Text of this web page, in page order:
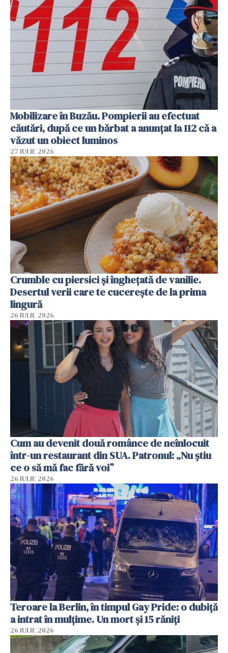
Mobilizare în Buzău. Pompierii au efectuat
căutări, după ce un bărbat a anunțat la 112 că a
văzut un obiect luminos
27 IULIE 2026
Crumble cu piersici și înghețată de vanilie.
Desertul verii care te cucerește de la prima
lingură
26 IULIE 2026
Cum au devenit două românce de neînlocuit
într-un restaurant din SUA. Patronul: „Nu știu
ce o să mă fac fără voi”
26 IULIE 2026
Teroare la Berlin, în timpul Gay Pride: o dubiță
a intrat în mulțime. Un mort și 15 răniți
26 IULIE 2026